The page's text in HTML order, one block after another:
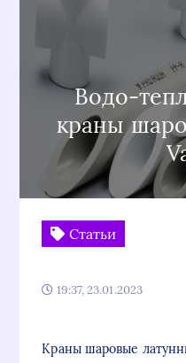
Водо-
краны
Статьи
19:37, 23.01.2023
Краны шаровые